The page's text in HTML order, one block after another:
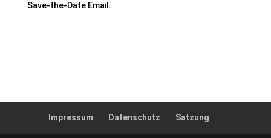
Save-the-Date Email.
Impressum Datenschutz Satzung